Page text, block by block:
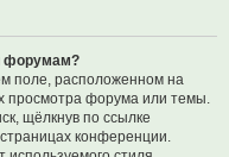
форумам?
поле, расположенном на
просмотра форума или темы.
щёлкнув по ссылке
конференции.